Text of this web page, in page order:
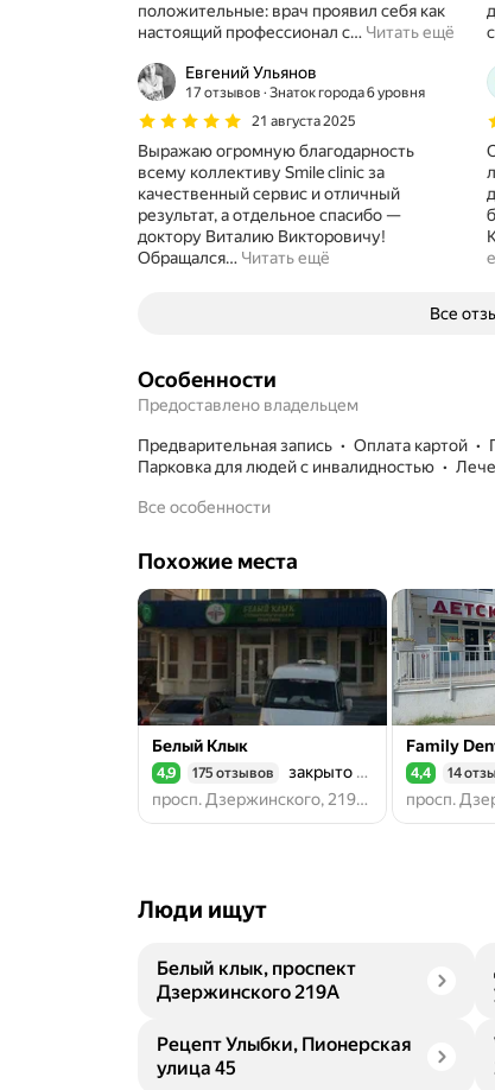
положительные: врач проявил себя как
настоящий профессионал с… Читать ещё
Евгений Ульянов
17 отзывов Знаток города 6 уровня
21 августа 2025
Выражаю огромную благодарность
всему коллективу Smile clinic за
качественный сервис и отличный
результат, а отдельное спасибо —
доктору Виталию Викторовичу!
Обращался… Читать ещё
Все
Особенности
Предоставлено владельцем
предварительная запись Оплата картой
парковка для людей с инвалидностью
Все особенности
Похожие места
Белый Клык
Рейтинг 4,9 из 5
4,9 175 отзывов
закрыто до завтра
просп. Дзержинского, 219А, Новороссийск
Family
Рейтинг 4,4
4,4 14
Люди ищут
Белый клык, проспект
Дзержинского 219А
Рецепт Улыбки, Пионерская
улица 45